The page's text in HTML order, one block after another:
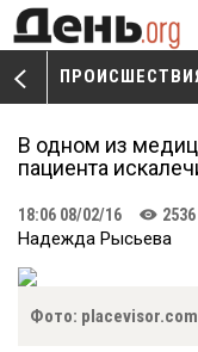
W
В одном из
пациента
18:06 08/02/16 K 2536
Надежда Рысьева
Фото: placevisor.com